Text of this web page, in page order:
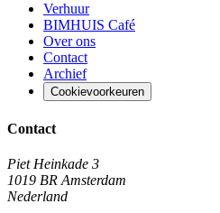
Verhuur
BIMHUIS Café
Over ons
Contact
Archief
Cookievoorkeuren
Contact
Piet Heinkade 3
1019 BR Amsterdam
Nederland